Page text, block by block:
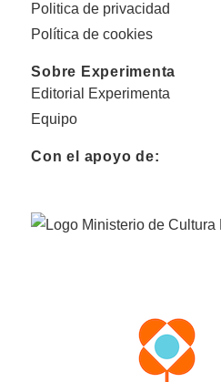
Politica de privacidad
Política de cookies
Sobre Experimenta
Editorial Experimenta
Equipo
Con el apoyo de: